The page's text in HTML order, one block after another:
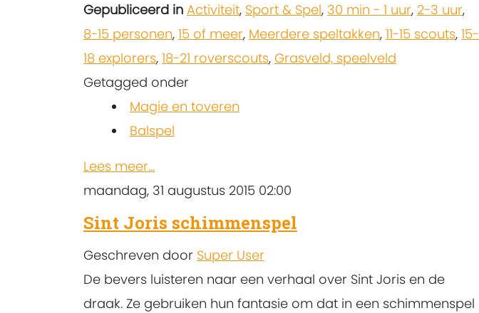
Gepubliceerd in Activiteit, Sport & Spel, 30 min - 1 uur, 2-3 uur,
8-15 personen, 15 of meer, Meerdere speltakken, 11-15 scouts, 15-
18 explorers, 18-21 roverscouts, Grasveld, speelveld
Getagged onder
Magie en toveren
Balspel
Lees meer...
maandag, 31 augustus 2015 02:00
Sint Joris schimmenspel
Geschreven door Super User
De bevers luisteren naar een verhaal over Sint Joris en de
draak. Ze gebruiken hun fantasie om dat in een schimmenspel